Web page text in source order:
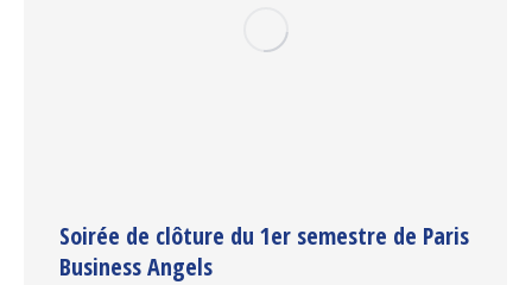
Soirée de clôture du 1er semestre de Paris
Business Angels